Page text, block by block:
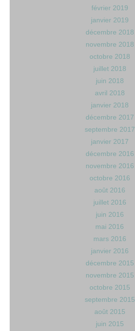
février 2019
janvier 2019
décembre 2018
novembre 2018
octobre 2018
juillet 2018
juin 2018
avril 2018
janvier 2018
décembre 2017
septembre 2017
janvier 2017
décembre 2016
novembre 2016
octobre 2016
août 2016
juillet 2016
juin 2016
mai 2016
mars 2016
janvier 2016
décembre 2015
novembre 2015
octobre 2015
septembre 2015
août 2015
juin 2015